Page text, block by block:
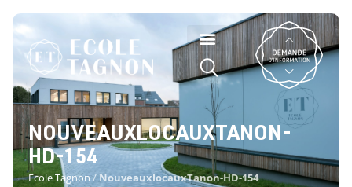
NOUVEAUXLOCAUXTANON-
HD-154
Ecole Tagnon / NouveauxlocauxTanon-HD-154